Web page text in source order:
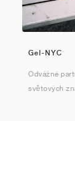
Gel-NYC
Odvážné
světových